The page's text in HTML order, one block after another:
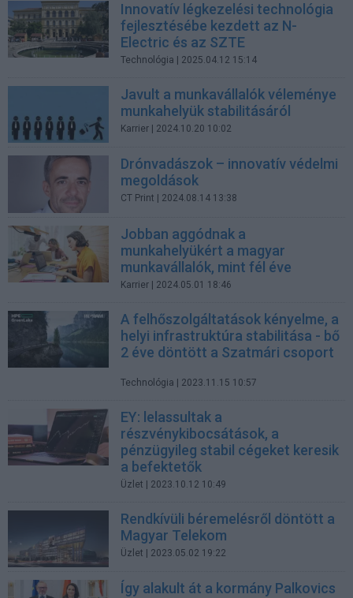
Innovatív légkezelési technológia
fejlesztésébe kezdett az N-
Electric és az SZTE
Technológia | 2025.04.12 15:14
Javult a munkavállalók véleménye
munkahelyük stabilitásáról
Karrier | 2024.10.20 10:02
Drónvadászok – innovatív védelmi
megoldások
CT Print | 2024.08.14 13:38
Jobban aggódnak a
munkahelyükért a magyar
munkavállalók, mint fél éve
Karrier | 2024.05.01 18:46
A felhőszolgáltatások kényelme, a
helyi infrastruktúra stabilitása - bő
2 éve döntött a Szatmári csoport
Technológia | 2023.11.15 10:57
EY: lelassultak a
részvénykibocsátások, a
pénzügyileg stabil cégeket keresik
a befektetők
Üzlet | 2023.10.12 10:49
Rendkívüli béremelésről döntött a
Magyar Telekom
Üzlet | 2023.05.02 19:22
Így alakult át a kormány Palkovics